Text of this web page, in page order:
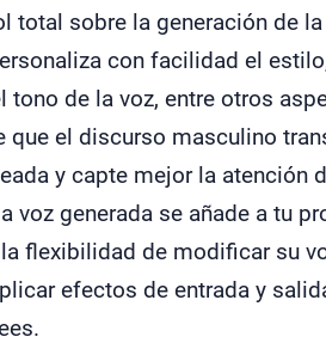
total sobre la generación de
con facilidad el
tono de la voz, entre otros
que el discurso masculino
y capte mejor la atención
voz generada se añade a tu
flexibilidad de modificar su
efectos de entrada y